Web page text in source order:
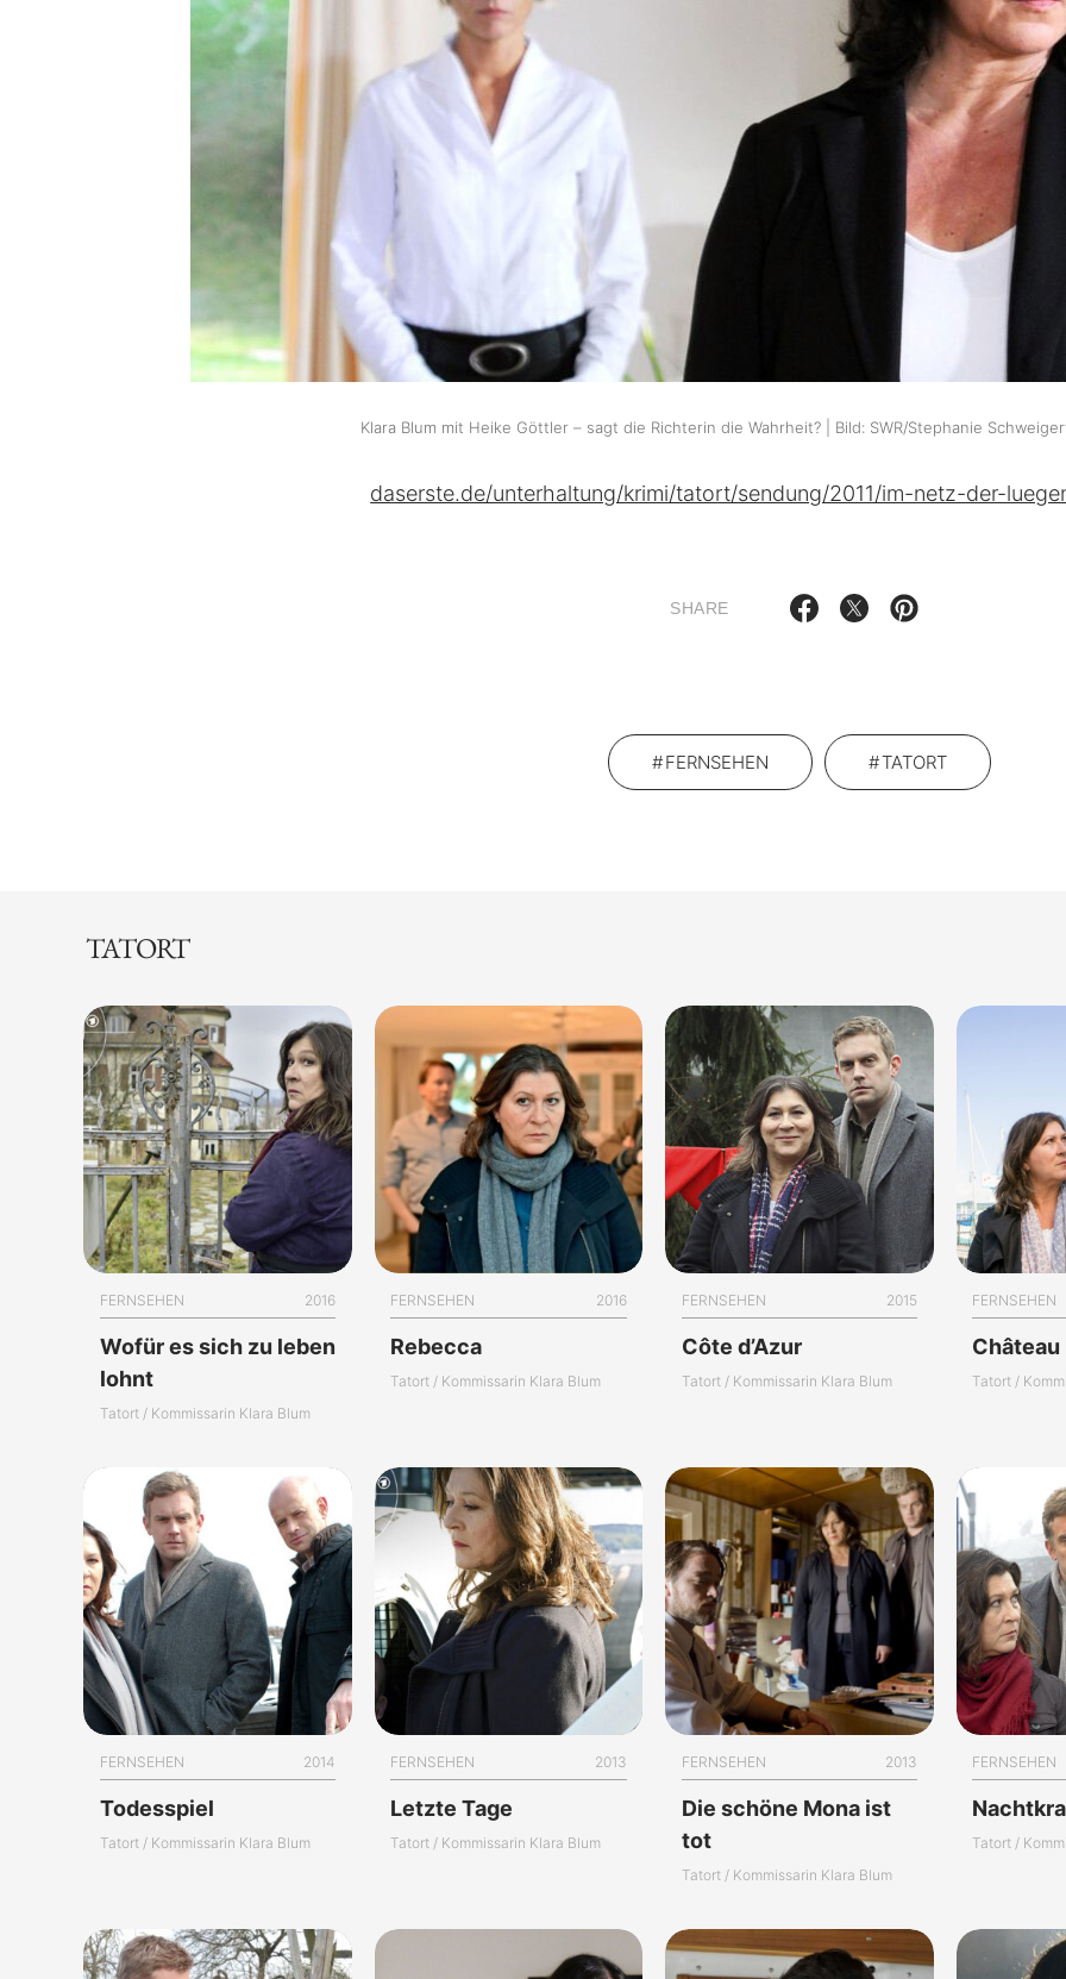
Klara Blum mit Heike Göttler – sagt die Richterin die Wahrheit? | Bild: SWR/Stephanie
daserste.de/unterhaltung/krimi/tatort/sendung/2011/im-netz-der-
SHARE
FERNSEHEN TATORT
TATORT
FERNSEHEN 2016
Wofür es sich zu leben
lohnt
Tatort / Kommissarin Klara Blum
FERNSEHEN 2016
Rebecca
Tatort / Kommissarin Klara Blum
FERNSEHEN 2015
Côte d’Azur
Tatort / Kommissarin Klara Blum
FERNSEHEN
Château
Tatort /
FERNSEHEN 2014
Todesspiel
Tatort / Kommissarin Klara Blum
FERNSEHEN 2013
Letzte Tage
Tatort / Kommissarin Klara Blum
FERNSEHEN 2013
Die schöne Mona ist
tot
Tatort / Kommissarin Klara Blum
FERNSEHEN
Tatort /